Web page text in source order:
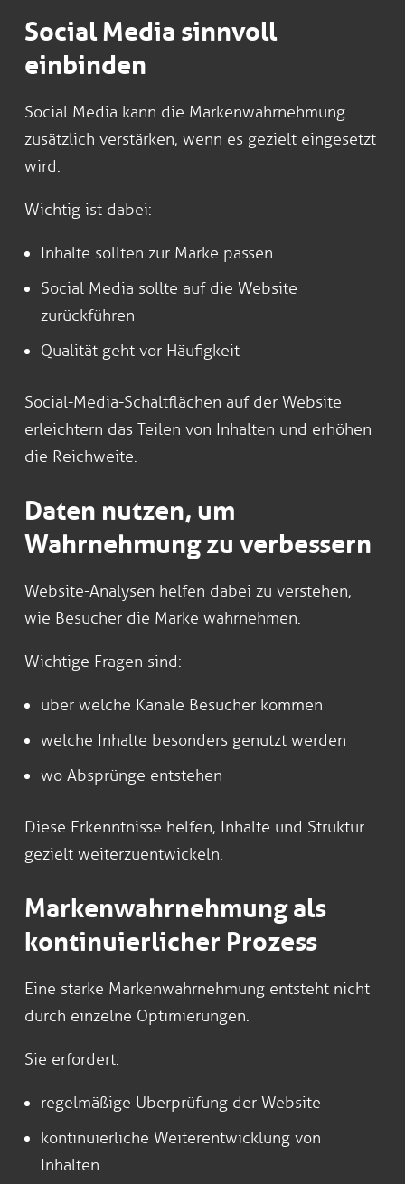
Social Media sinnvoll
einbinden
Social Media kann die Markenwahrnehmung
zusätzlich verstärken, wenn es gezielt eingesetzt
wird.
Wichtig ist dabei:
Inhalte sollten zur Marke passen
Social Media sollte auf die Website
zurückführen
Qualität geht vor Häufigkeit
Social-Media-Schaltflächen auf der Website
erleichtern das Teilen von Inhalten und erhöhen
die Reichweite.
Daten nutzen, um
Wahrnehmung zu verbessern
Website-Analysen helfen dabei zu verstehen,
wie Besucher die Marke wahrnehmen.
Wichtige Fragen sind:
über welche Kanäle Besucher kommen
welche Inhalte besonders genutzt werden
wo Absprünge entstehen
Diese Erkenntnisse helfen, Inhalte und Struktur
gezielt weiterzuentwickeln.
Markenwahrnehmung als
kontinuierlicher Prozess
Eine starke Markenwahrnehmung entsteht nicht
durch einzelne Optimierungen.
Sie erfordert:
regelmäßige Überprüfung der Website
kontinuierliche Weiterentwicklung von
Inhalten